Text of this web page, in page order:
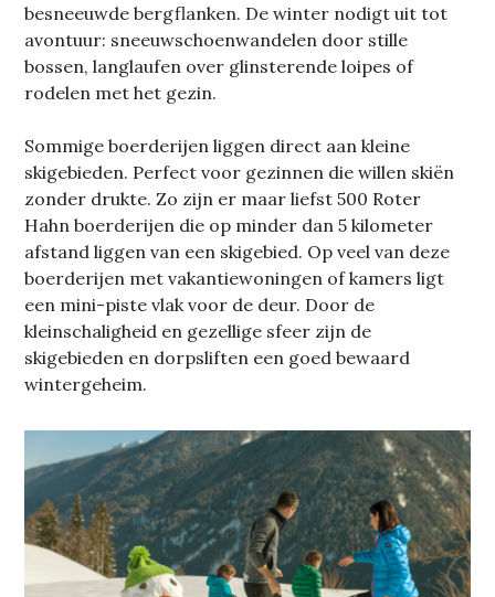
besneeuwde bergflanken. De winter nodigt uit tot
avontuur: sneeuwschoenwandelen door stille
bossen, langlaufen over glinsterende loipes of
rodelen met het gezin.
Sommige boerderijen liggen direct aan kleine
skigebieden. Perfect voor gezinnen die willen skiën
zonder drukte. Zo zijn er maar liefst 500 Roter
Hahn boerderijen die op minder dan 5 kilometer
afstand liggen van een skigebied. Op veel van deze
boerderijen met vakantiewoningen of kamers ligt
een mini-piste vlak voor de deur. Door de
kleinschaligheid en gezellige sfeer zijn de
skigebieden en dorpsliften een goed bewaard
wintergeheim.